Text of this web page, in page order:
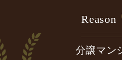
Reason
分譲マン